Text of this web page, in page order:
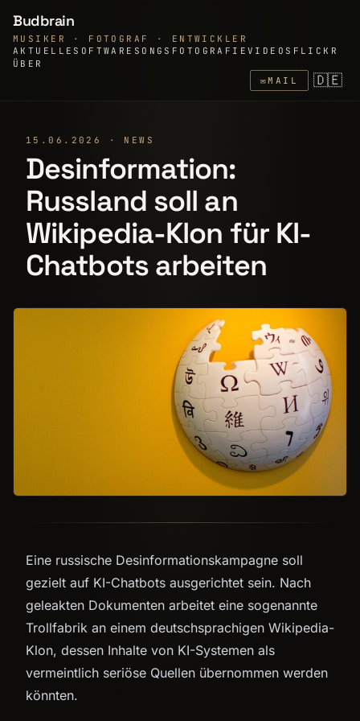
Budbrain
MUSIKER · FOTOGRAF · ENTWICKLER
AKTUELLE SOFTWARE SONGS FOTOGRAFIEVIDEOS FLICKR
ÜBER
✉MAIL 🇩🇪
15.06.2026 · NEWS
Desinformation:
Russland soll an
Wikipedia-Klon für KI-
Chatbots arbeiten
Eine russische Desinformationskampagne soll
gezielt auf KI-Chatbots ausgerichtet sein. Nach
geleakten Dokumenten arbeitet eine sogenannte
Trollfabrik an einem deutschsprachigen Wikipedia-
Klon, dessen Inhalte von KI-Systemen als
vermeintlich seriöse Quellen übernommen werden
könnten.